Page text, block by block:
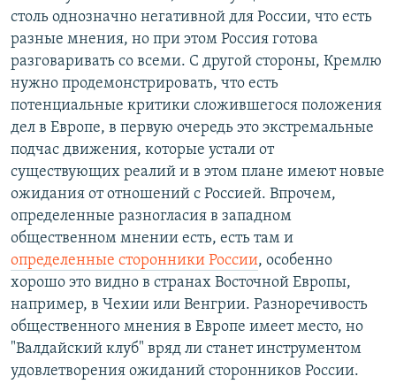
столь однозначно негативной для России, что есть
разные мнения, но при этом Россия готова
разговаривать со всеми. С другой стороны, Кремлю
нужно продемонстрировать, что есть
потенциальные критики сложившегося положения
дел в Европе, в первую очередь это экстремальные
подчас движения, которые устали от
существующих реалий и в этом плане имеют новые
ожидания от отношений с Россией. Впрочем,
определенные разногласия в западном
общественном мнении есть, есть там и
определенные сторонники России, особенно
хорошо это видно в странах Восточной Европы,
например, в Чехии или Венгрии. Разноречивость
общественного мнения в Европе имеет место, но
"Валдайский клуб" вряд ли станет инструментом
удовлетворения ожиданий сторонников России.